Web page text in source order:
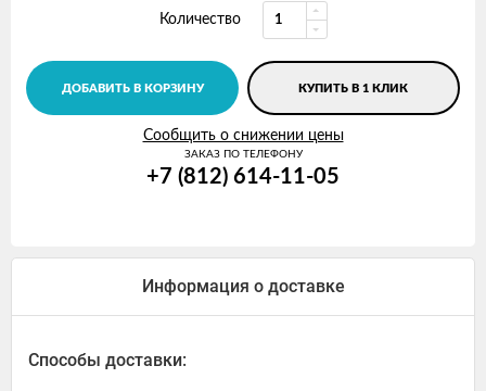
Количество
ДОБАВИТЬ В КОРЗИНУ КУПИТЬ В 1 КЛИК
Сообщить о снижении цены
ЗАКАЗ ПО ТЕЛЕФОНУ
+7 (812) 614-11-05
Информация о доставке
Способы доставки: